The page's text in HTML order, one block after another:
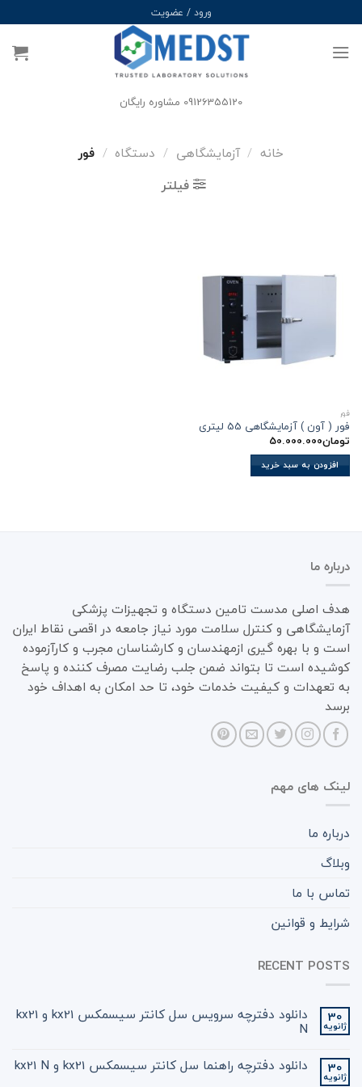
to
content
ورود / عضویت
09126355120 مشاوره رایگان
خانه / آزمایشگاهی / دستگاه / فور
فیلتر
فور
فور ( آون ) آزمایشگاهی 55 لیتری
تومان50.000.000
افزودن به سبد خرید
درباره ما
هدف اصلی مدست تامین دستگاه و تجهیزات پزشکی
آزمایشگاهی و کنترل سلامت مورد نیاز جامعه در اقصی نقاط ایران
است و با بهره گیری ازمهندسان و کارشناسان مجرب و کارآزموده
کوشیده است تا بتواند ضمن جلب رضایت مصرف کننده و پاسخ
به تعهدات و کیفیت خدمات خود، تا حد امکان به اهداف خود
برسد
لینک های مهم
درباره ما
وبلاگ
تماس با ما
شرایط و قوانین
RECENT POSTS
30
ژانویه
دانلود دفترچه سرویس سل کانتر سیسمکس kx21 و kx21
N
30
ژانویه
دانلود دفترچه راهنما سل کانتر سیسمکس kx21 و kx21 N